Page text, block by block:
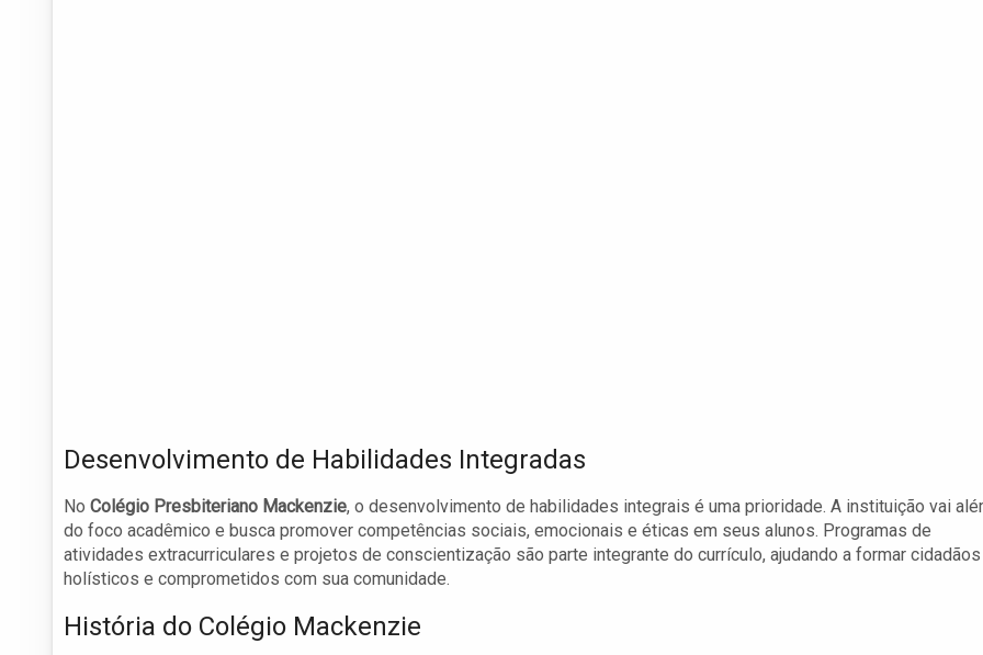
Desenvolvimento de Habilidades Integradas
No Colégio Presbiteriano Mackenzie, o desenvolvimento de habilidades integrais é uma prioridade. A instituição vai
do foco acadêmico e busca promover competências sociais, emocionais e éticas em seus alunos. Programas de
atividades extracurriculares e projetos de conscientização são parte integrante do currículo, ajudando a formar cidadãos
holísticos e comprometidos com sua comunidade.
História do Colégio Mackenzie